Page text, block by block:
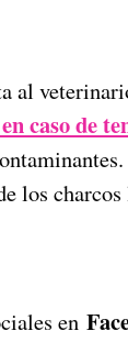
al
caso de
los
en